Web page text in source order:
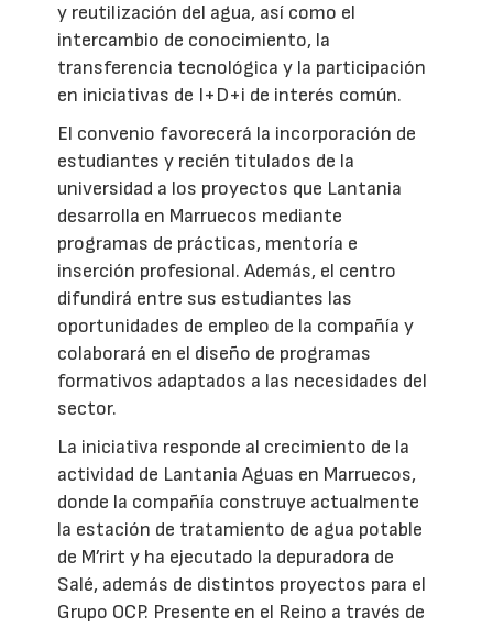
y reutilización del agua, así como el
intercambio de conocimiento, la
transferencia tecnológica y la participación
en iniciativas de I+D+i de interés común.
El convenio favorecerá la incorporación de
estudiantes y recién titulados de la
universidad a los proyectos que Lantania
desarrolla en Marruecos mediante
programas de prácticas, mentoría e
inserción profesional. Además, el centro
difundirá entre sus estudiantes las
oportunidades de empleo de la compañía y
colaborará en el diseño de programas
formativos adaptados a las necesidades del
sector.
La iniciativa responde al crecimiento de la
actividad de Lantania Aguas en Marruecos,
donde la compañía construye actualmente
la estación de tratamiento de agua potable
de M’rirt y ha ejecutado la depuradora de
Salé, además de distintos proyectos para el
Grupo OCP. Presente en el Reino a través de